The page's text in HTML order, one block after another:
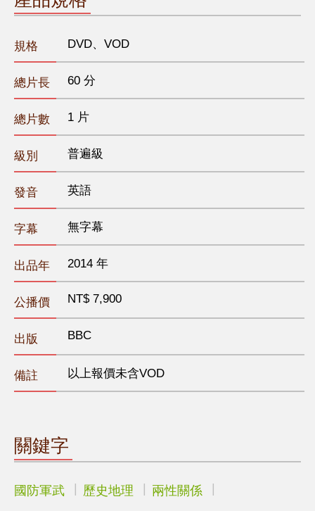
規格 DVD、VOD
總片長 60 分
總片數 1 片
級別 普遍級
發音 英語
字幕 無字幕
出品年 2014 年
公播價 NT$ 7,900
出版 BBC
備註 以上報價未含VOD
關鍵字
國防軍武 歷史地理 兩性關係